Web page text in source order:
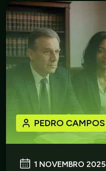
1 NOVEMBRO 2025
PEDRO CAMPOS